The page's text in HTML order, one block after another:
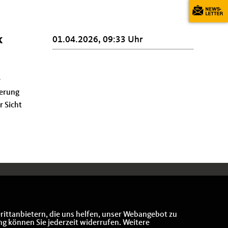
Sicht
01.04.2026, 09:33 Uhr
die uns helfen, unser Webangebot zu
können Sie jederzeit widerrufen. Weitere